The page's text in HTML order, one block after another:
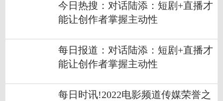
今日热搜：对话陆添：短剧+直播才
能让创作者掌握主动性
每日报道：对话陆添：短剧+直播才
能让创作者掌握主动性
每日时讯!2022电影频道传媒荣誉之